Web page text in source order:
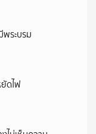
ระบรม
ดไฟ